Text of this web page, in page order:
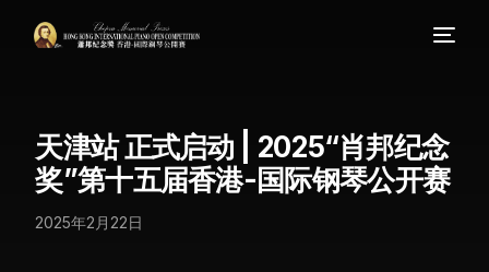
天津站 正式启动 | 2025“肖邦纪念
奖”第十五届香港-国际钢琴公开赛
2025年2月22日